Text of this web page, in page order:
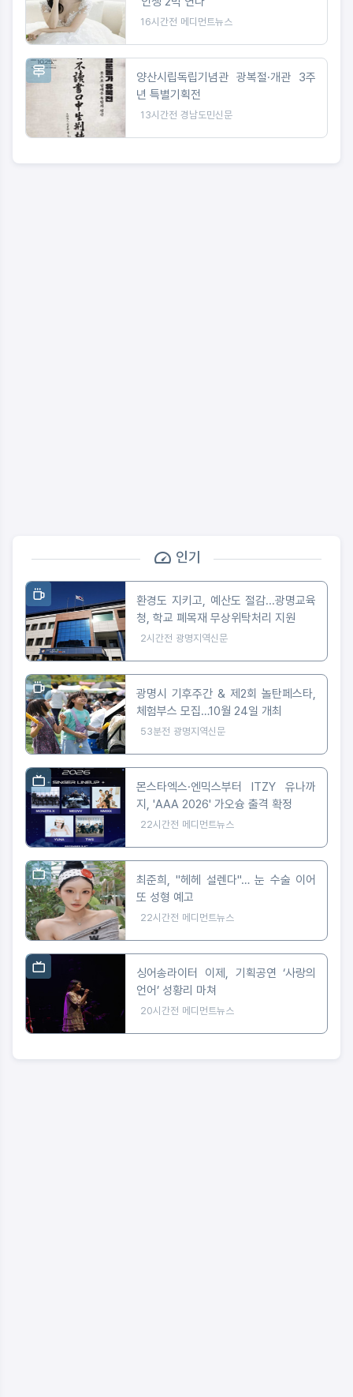
16시간전 메디먼트뉴스
양산시립독립기념관 광복절·개관 3주
년 특별기획전
13시간전 경남도민신문
인기
환경도 지키고, 예산도 절감...광명교육
청, 학교 폐목재 무상위탁처리 지원
2시간전 광명지역신문
광명시 기후주간 & 제2회 놀탄페스타,
체험부스 모집…10월 24일 개최
53분전 광명지역신문
몬스타엑스·엔믹스부터 ITZY 유나까
지, 'AAA 2026' 가오슝 출격 확정
22시간전 메디먼트뉴스
최준희, "헤헤 설렌다"… 눈 수술 이어
또 성형 예고
22시간전 메디먼트뉴스
싱어송라이터 이제, 기획공연 ‘사랑의
언어’ 성황리 마쳐
20시간전 메디먼트뉴스